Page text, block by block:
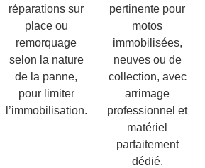
réparations sur
place ou
remorquage
selon la nature
de la panne,
pour limiter
l’immobilisation.
pertinente pour
motos
immobilisées,
neuves ou de
collection, avec
arrimage
professionnel et
matériel
parfaitement
dédié.